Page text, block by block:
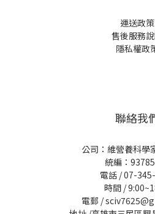
運送政策
售後服務
隱私權政
聯絡我
公司：維營養科學
統編：
電話 / 07-
時間 /
電郵 /